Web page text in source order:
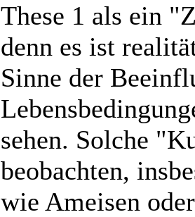
These 1 als ein
denn es ist
Sinne der
sehen. Solche
beobachten,
wie Ameisen